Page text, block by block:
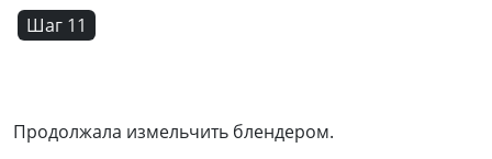
Шаг 11
Продолжала измельчить блендером.